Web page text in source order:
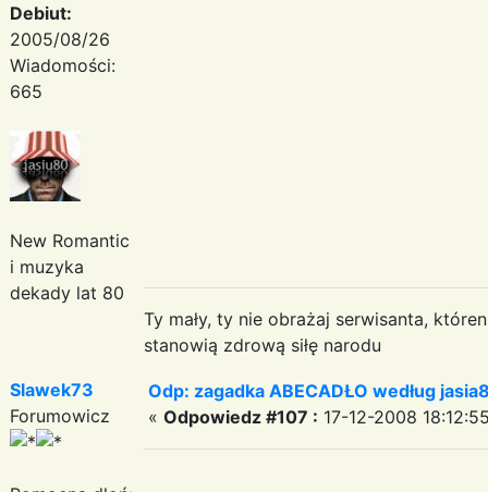
Debiut:
2005/08/26
Wiadomości:
665
New Romantic
i muzyka
dekady lat 80
Ty mały, ty nie obrażaj serwisanta,
stanowią zdrową siłę narodu
Slawek73
Forumowicz
Odp: zagadka ABECADŁO według
« Odpowiedz #107 : 17-12-2008